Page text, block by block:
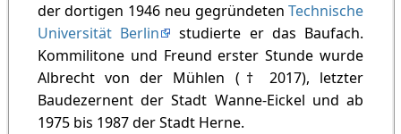
der dortigen 1946 neu gegründetenTechnische
Universität Berlin
studierte er das Baufach.
Kommilitone und Freund erster Stunde wurde
Albrecht von der Mühlen († 2017), letzter
Baudezernent der Stadt Wanne-Eickel und ab
1975 bis 1987 der Stadt Herne.